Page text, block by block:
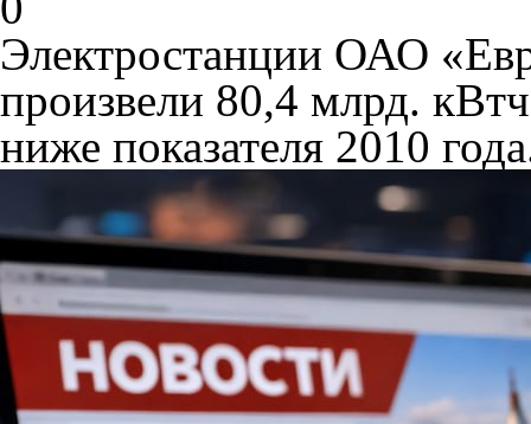
Электростанции ОАО
произвели 80,4 млрд.
ниже показателя 2010